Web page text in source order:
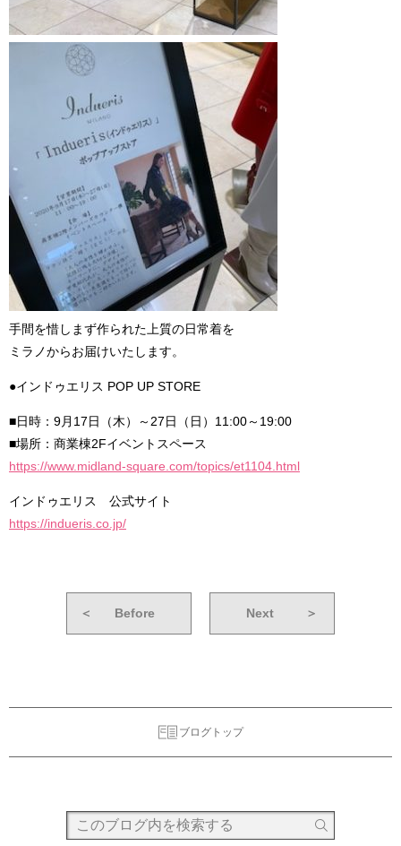
手間を惜しまず作られた上質の日常着を
ミラノからお届けいたします。
●インドゥエリス POP UP STORE
■日時：9月17日（木）～27日（日）11:00～19:00
■場所：商業棟2Fイベントスペース
https://www.midland-square.com/topics/et1104.html
インドゥエリス 公式サイト
https://indueris.co.jp/
＜ Before Next ＞
ブログトップ